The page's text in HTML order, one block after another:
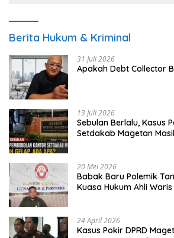
Berita Hukum & Kriminal
31 Juli 2026
Apakah Debt Collector
13 Juli 2026
Sebulan Berlalu, Kasus
Setdakab Magetan
20 Mei 2026
Babak Baru Polemik
Kuasa Hukum Ahli
24 April 2026
Kasus Pokir DPRD